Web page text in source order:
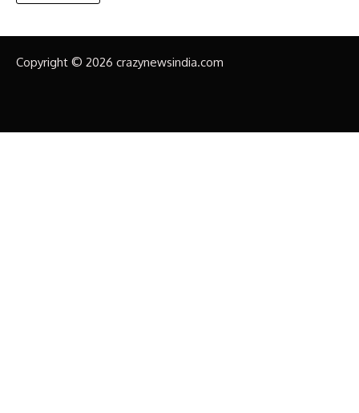
Copyright © 2026 crazynewsindia.com